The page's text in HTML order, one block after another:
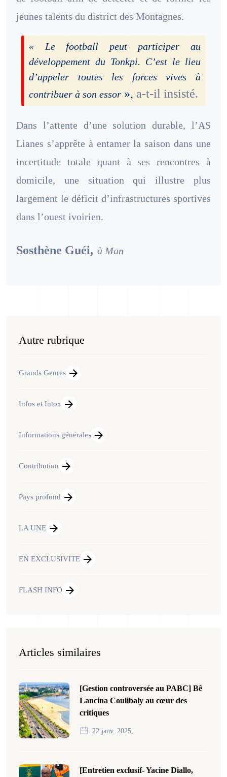
jeunes talents du district des Montagnes.
« Le football peut participer au
développement du Tonkpi. C’est le lieu
d’appeler toutes les forces vives à
contribuer à son essor », a-t-il insisté.
Dans l’attente d’une solution durable, l’AS
Lianes s’apprête à entamer la saison dans une
incertitude totale quant à ses rencontres à
domicile, une situation qui illustre plus
largement le déficit d’infrastructures sportives
dans l’ouest ivoirien.
Sosthène Guéi, à Man
Autre rubrique
Grands Genres
Infos et Intox
Informations générales
Contribution
Pays profond
LA UNE
EN EXCLUSIVITE
FLASH INFO
Articles similaires
[Gestion controversée au PABC] Bê
Lancina Coulibaly au cœur des
critiques
22 janv. 2025,
[Entretien exclusif- Yacine Diallo,